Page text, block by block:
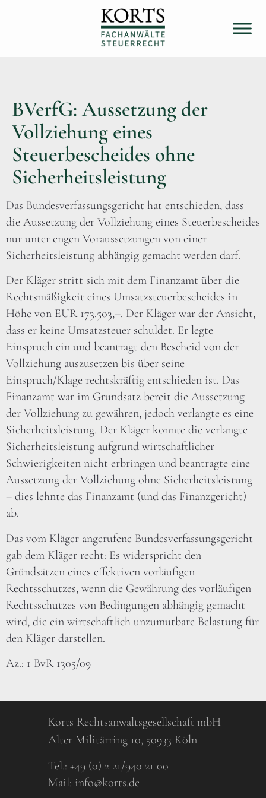
BVerfG: Aussetzung der
Vollziehung eines
Steuerbescheides ohne
Sicherheitsleistung
Das Bundesverfassungsgericht hat entschieden, dass
die Aussetzung der Vollziehung eines Steuerbescheides
nur unter engen Voraussetzungen von einer
Sicherheitsleistung abhängig gemacht werden darf.
Der Kläger stritt sich mit dem Finanzamt über die
Rechtsmäßigkeit eines Umsatzsteuerbescheides in
Höhe von EUR 173.503,–. Der Kläger war der Ansicht,
dass er keine Umsatzsteuer schuldet. Er legte
Einspruch ein und beantragt den Bescheid von der
Vollziehung auszusetzen bis über seine
Einspruch/Klage rechtskräftig entschieden ist. Das
Finanzamt war im Grundsatz bereit die Aussetzung
der Vollziehung zu gewähren, jedoch verlangte es eine
Sicherheitsleistung. Der Kläger konnte die verlangte
Sicherheitsleistung aufgrund wirtschaftlicher
Schwierigkeiten nicht erbringen und beantragte eine
Aussetzung der Vollziehung ohne Sicherheitsleistung
– dies lehnte das Finanzamt (und das Finanzgericht)
ab.
Das vom Kläger angerufene Bundesverfassungsgericht
gab dem Kläger recht: Es widerspricht den
Gründsätzen eines effektiven vorläufigen
Rechtsschutzes, wenn die Gewährung des vorläufigen
Rechtsschutzes von Bedingungen abhängig gemacht
wird, die ein wirtschaftlich unzumutbare Belastung für
den Kläger darstellen.
Az.: 1 BvR 1305/09
Korts Rechtsanwaltsgesellschaft mbH
Alter Militärring 10, 50933 Köln
Tel.: +49 (0) 2 21/940 21 00
Mail: info@korts.de